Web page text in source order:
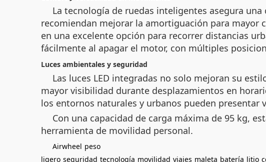
La tecnología de ruedas inteligentes asegura
recomiendan mejorar la amortiguación para mayor
en una excelente opción para recorrer distancias
fácilmente al apagar el motor, con múltiples
Luces ambientales y seguridad
Las luces LED integradas no solo mejoran su
mayor visibilidad durante desplazamientos en
los entornos naturales y urbanos pueden presentar
Con una capacidad de carga máxima de 95 kg,
herramienta de movilidad personal.
Airwheel peso
ligero seguridad tecnología movilidad viajes maleta batería litio